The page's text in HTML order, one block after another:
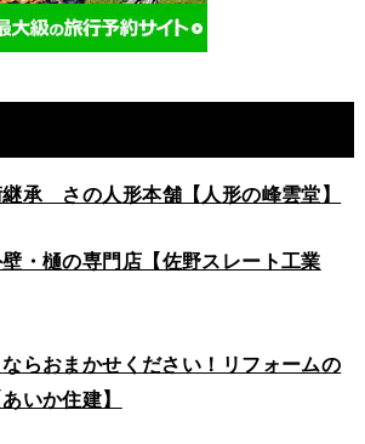
承 さの人形本舗【人形の峰雲堂】
・樋の専門店【佐野スレート工業
ならおまかせください！リフォームの
いか住建】